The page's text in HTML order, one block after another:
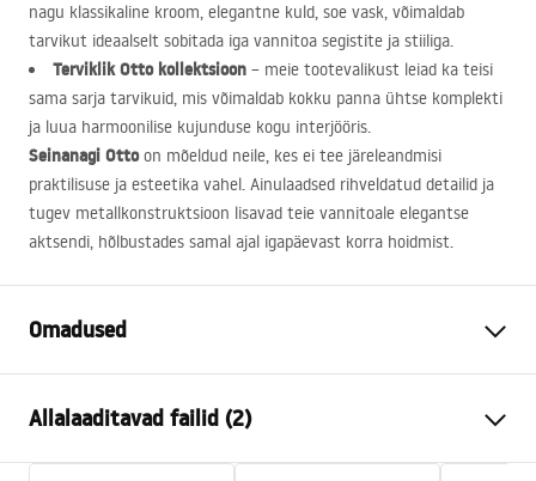
nagu klassikaline kroom, elegantne kuld, soe vask, võimaldab
tarvikut ideaalselt sobitada iga vannitoa segistite ja stiiliga.
Terviklik Otto kollektsioon – meie tootevalikust leiad ka teisi
sama sarja tarvikuid, mis võimaldab kokku panna ühtse komplekti
ja luua harmoonilise kujunduse kogu interjööris.
Seinanagi Ottoon mõeldud neile, kes ei tee järeleandmisi
praktilisuse ja esteetika vahel. Ainulaadsed rihveldatud detailid ja
tugev metallkonstruktsioon lisavad teie vannitoale elegantse
aktsendi, hõlbustades samal ajal igapäevast korra hoidmist.
Omadused
Materjal
Paigaldusviis
Kruvitav
Allalaaditavad failid (2)